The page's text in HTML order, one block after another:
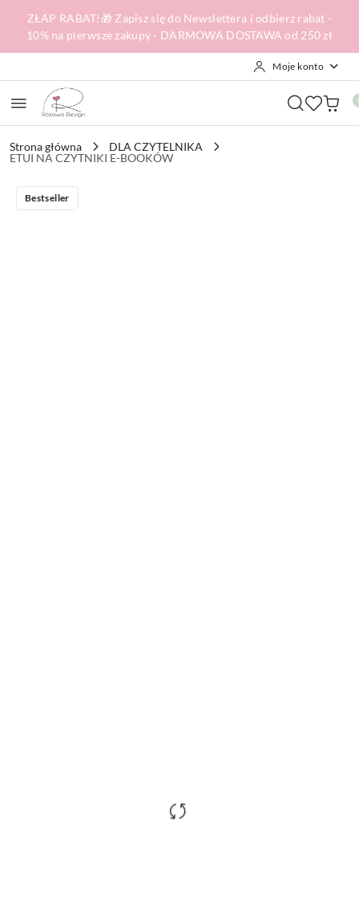
Przejdź do treści głównej
Przejdź do wyszukiwarki
Przejdź do moje konto
Przejdź do menu głównego
Przejdź do opisu produktu
Przejdź do stopki
ZŁAP RABAT!🎁 Zapisz się do Newslettera i odbierz rabat -
10% na pierwsze zakupy - DARMOWA DOSTAWA od 250 zł
Moje konto
Strona główna
DLA CZYTELNIKA
ETUI NA CZYTNIKI E-BOOKÓW
Bestseller